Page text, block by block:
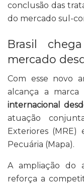
conclusão das
do mercado sul-
Brasil
mercado
Com esse novo
alcança a marca
internacional
atuação
Exteriores (MRE)
Pecuária (Mapa).
A ampliação do
reforça a